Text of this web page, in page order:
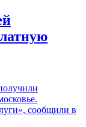
сообщили в